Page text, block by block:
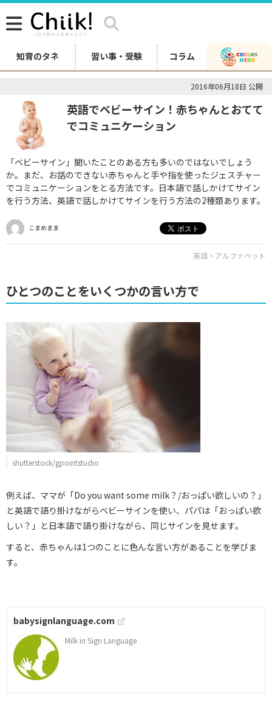
知育のタネ 習い事・受験 コラム
2016年06月18日 公開
英語でベビーサイン！赤ちゃんとおてて
でコミュニケーション
「ベビーサイン」聞いたことのある方も多いのではないでしょう
か。まだ、お話のできない赤ちゃんと手や指を使ったジェスチャー
でコミュニケーションをとる方法です。日本語で話しかけてサイン
を行う方法、英語で話しかけてサインを行う方法の2種類あります。
こまめまま
英語・アルファベット
ひとつのことをいくつかの言い方で
shutterstock/gpointstudio
例えば、ママが「Do you want some milk？/おっぱい欲しいの？」
と英語で語り掛けながらベビーサインを使い、パパは「おっぱい欲
しい？」と日本語で語り掛けながら、同じサインを見せます。
すると、赤ちゃんは1つのことに色んな言い方があることを学びま
す。
babysignlanguage.com
Milk in Sign Language